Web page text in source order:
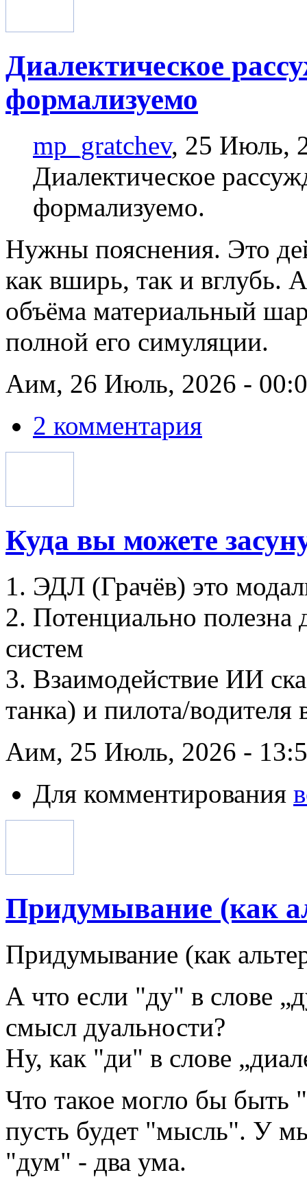
Диалектическое
формализуемо
mp_gratchev, 25 Июль,
Диалектическое
формализуемо.
Нужны пояснения. Это
как вширь, так и вглубь.
объёма материальный
полной его симуляции.
Аим, 26 Июль, 2026 -
2 комментария
Куда вы можете
1. ЭДЛ (Грачёв) это
2. Потенциально полезна
систем
3. Взаимодействие ИИ
танка) и пилота/водителя
Аим, 25 Июль, 2026 -
Для комментирования
Придумывание (как
Придумывание (как
А что если "ду" в слове
смысл дуальности?
Ну, как "ди" в слове
Что такое могло бы быть
пусть будет "мысль". У
"дум" - два ума.